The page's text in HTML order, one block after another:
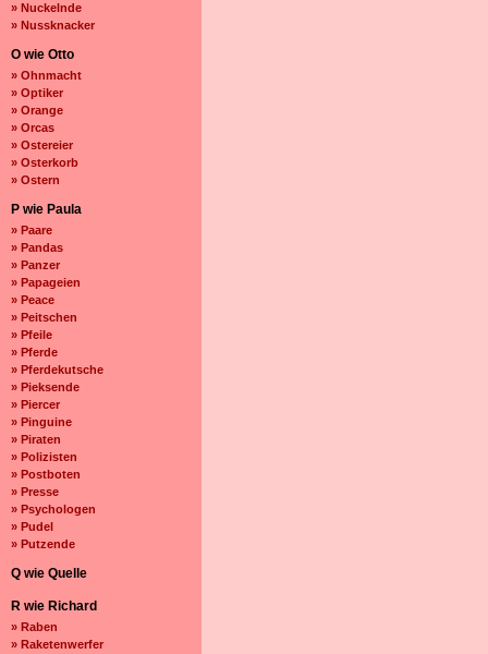
» Nuckelnde
» Nussknacker
O wie Otto
» Ohnmacht
» Optiker
» Orange
» Orcas
» Ostereier
» Osterkorb
» Ostern
P wie Paula
» Paare
» Pandas
» Panzer
» Papageien
» Peace
» Peitschen
» Pfeile
» Pferde
» Pferdekutsche
» Pieksende
» Piercer
» Pinguine
» Piraten
» Polizisten
» Postboten
» Presse
» Psychologen
» Pudel
» Putzende
Q wie Quelle
R wie Richard
» Raben
» Raketenwerfer